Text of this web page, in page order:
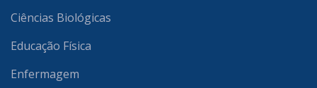
Ciências Biológicas
Educação Física
Enfermagem